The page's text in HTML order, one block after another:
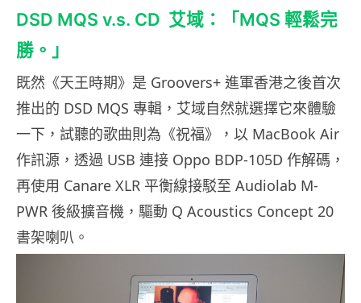
DSD MQS v.s. CD 艾域：「MQS 輕鬆完
勝。」
既然《天王時期》是 Groovers+ 進軍香港之後首次
推出的 DSD MQS 專輯，艾域自然就選擇它來體驗
一下，試聽的歌曲則為《祝福》，以 MacBook Air
作訊源，透過 USB 連接 Oppo BDP-105D 作解碼，
再使用 Canare XLR 平衡線接駁至 Audiolab M-
PWR 後級擴音機，驅動 Q Acoustics Concept 20
書架喇叭。